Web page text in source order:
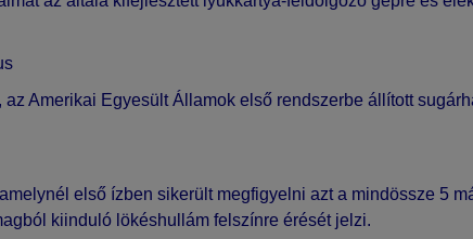
az Amerikai Egyesült Államok első rendszerbe állított
első ízben sikerült megfigyelni azt a mindössze 5
kiinduló lökéshullám felszínre érését jelzi.